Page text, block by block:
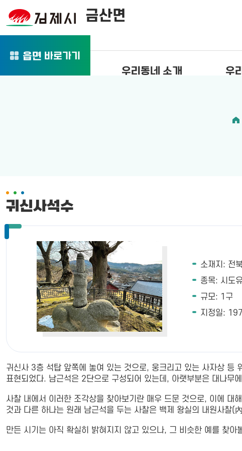
금산면
우리동네 소개 우
읍면 바로가기
귀신사석수
소재지: 전
종목: 시도
규모: 1구
지정일:
귀신사 3층 석탑 앞쪽에 놓여 있는 것으로, 웅크리고 있는 사자상 등
표현되었다. 남근석은 2단으로 구성되어 있는데, 아랫부분은 대나무
사찰 내에서 이러한 조각상을 찾아보기란 매우 드문 것으로, 이에 대
것과 다른 하나는 원래 남근석을 두는 사찰은 백제 왕실의 내원사찰
만든 시기는 아직 확실히 밝혀지지 않고 있으나, 그 비슷한 예를 찾